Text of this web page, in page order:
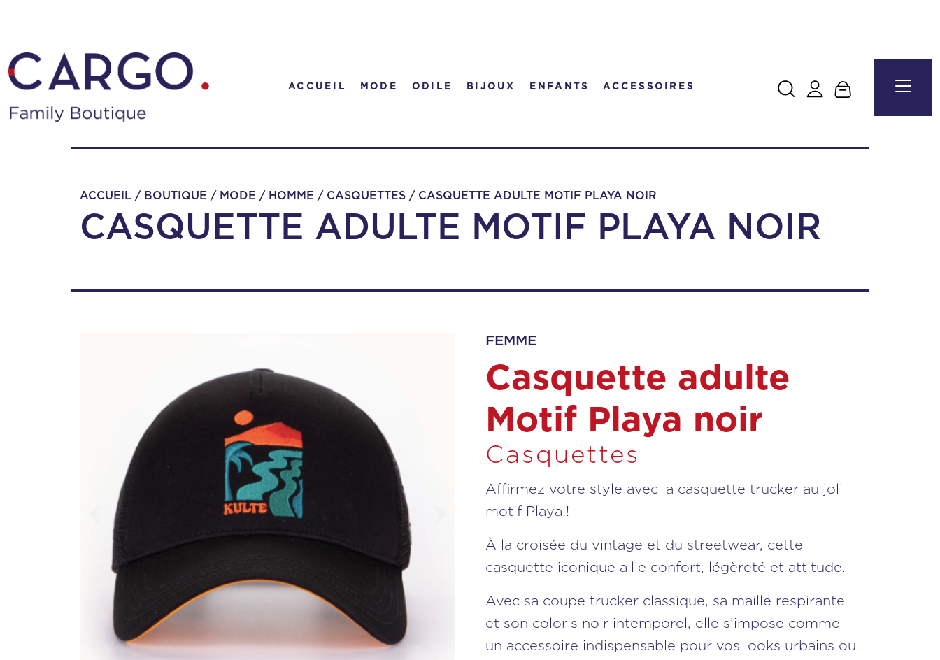
ACCUEIL MODE ODILE BIJOUX ENFANTS ACCESSOIRES
ACCUEIL / BOUTIQUE / MODE / HOMME / CASQUETTES / CASQUETTE ADULTE MOTIF PLAYA NOIR
CASQUETTE ADULTE MOTIF PLAYA NOIR
FEMME
Casquette adulte
Motif Playa noir
Casquettes
Affirmez votre style avec la casquette trucker au joli
motif Playa!!
À la croisée du vintage et du streetwear, cette
casquette iconique allie confort, légèreté et attitude.
Avec sa coupe trucker classique, sa maille respirante
et son coloris noir intemporel, elle s’impose comme
un accessoire indispensable pour vos looks urbains ou